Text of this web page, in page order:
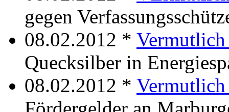
gegen
08.02.2012 *
Quecksilber in
08.02.2012 * Vermutlich